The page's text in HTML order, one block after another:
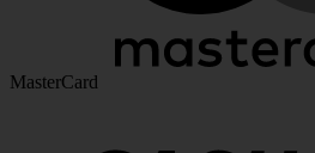
MasterCard